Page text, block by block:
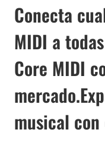
Conecta
MIDI a
Core MIDI
musical con